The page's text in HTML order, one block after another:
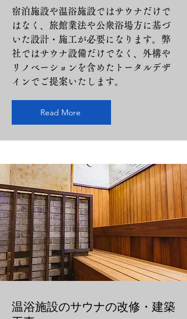
宿泊施設や温浴施設ではサウナだけで
はなく、旅館業法や公衆浴場方に基づ
いた設計・施工が必要になります。弊
社ではサウナ設備だけでなく、外構や
リノベーションを含めたトータルデザ
インでご提案いたします。
Read More
温浴施設のサウナの改修・建築